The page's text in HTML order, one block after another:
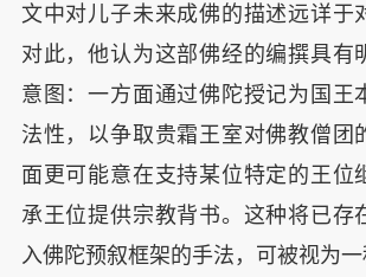
文中对儿子未来成佛的描述远详于
对此，他认为这部佛经的编撰具有
意图：一方面通过佛陀授记为国王
法性，以争取贵霜王室对佛教僧团
面更可能意在支持某位特定的王位
承王位提供宗教背书。这种将已存
入佛陀预叙框架的手法，可被视为一